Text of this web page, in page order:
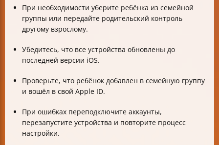
При необходимости уберите ребёнка из семейной
группы или передайте родительский контроль
другому взрослому.
Убедитесь, что все устройства обновлены до
последней версии iOS.
Проверьте, что ребёнок добавлен в семейную группу
и вошёл в свой Apple ID.
При ошибках переподключите аккаунты,
перезапустите устройства и повторите процесс
настройки.